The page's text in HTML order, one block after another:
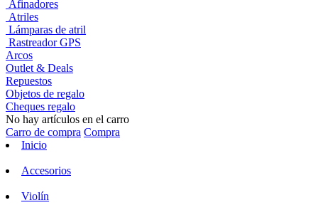
Afinadores
Atriles
Lámparas de atril
Rastreador GPS
Arcos
Outlet & Deals
Repuestos
Objetos de regalo
Cheques regalo
No hay artículos en el carro
Carro de compra Compra
Inicio
Accesorios
Violín